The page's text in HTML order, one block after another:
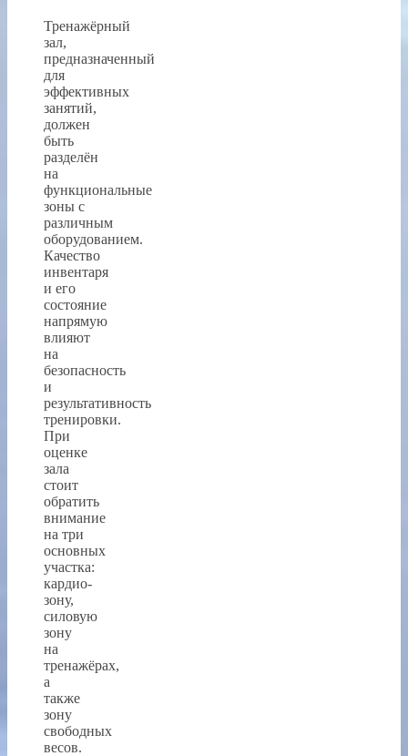
Тренажёрный
зал,
предназначенный
для
эффективных
занятий,
должен
быть
разделён
на
функциональные
зоны с
различным
оборудованием.
Качество
инвентаря
и его
состояние
напрямую
влияют
на
безопасность
и
результативность
тренировки.
При
оценке
зала
стоит
обратить
внимание
на три
основных
участка:
кардио-
зону,
силовую
зону
на
тренажёрах,
а
также
зону
свободных
весов.